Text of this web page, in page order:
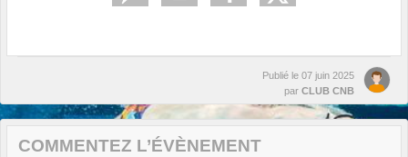
Publié le 07 juin 2025
par CLUB CNB
COMMENTEZ L’ÉVÈNEMENT